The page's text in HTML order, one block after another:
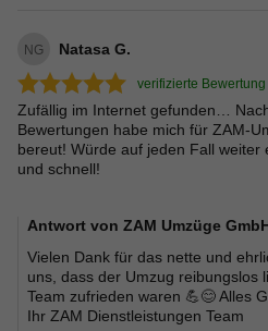
NG Natasa G.
verifizierte Bewertung
Zufällig im Internet gefunden…
Bewertungen habe mich für ZAM-
bereut! Würde auf jeden Fall weiter
und schnell!
Antwort von ZAM Umzüge
Vielen Dank für das nette und
uns, dass der Umzug reibungslos
Team zufrieden waren 💪😊 Alles
Ihr ZAM Dienstleistungen Team